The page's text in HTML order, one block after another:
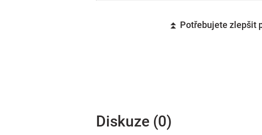
⏫ Potřebujete zlepšit
Diskuze (0)